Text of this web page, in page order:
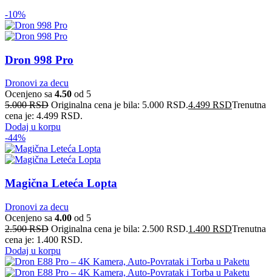
-10%
Dron 998 Pro
Dronovi za decu
Ocenjeno sa 4.50 od 5
5.000RSD Originalna cena je bila: 5.000 RSD.4.499 RSDTrenutna
cena je: 4.499 RSD.
Dodaj u korpu
-44%
Magična Leteća Lopta
Dronovi za decu
Ocenjeno sa 4.00 od 5
2.500RSD Originalna cena je bila: 2.500 RSD.1.400 RSDTrenutna
cena je: 1.400 RSD.
Dodaj u korpu